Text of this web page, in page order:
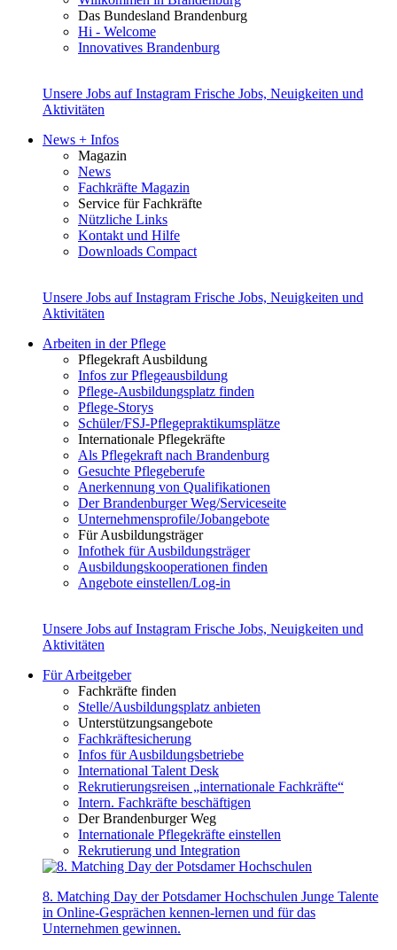
Das Bundesland Brandenburg
Hi - Welcome
Innovatives Brandenburg
Unsere Jobs auf Instagram Frische Jobs, Neuigkeiten und
Aktivitäten
News + Infos
Magazin
News
Fachkräfte Magazin
Service für Fachkräfte
Nützliche Links
Kontakt und Hilfe
Downloads Compact
Unsere Jobs auf Instagram Frische Jobs, Neuigkeiten und
Aktivitäten
Arbeiten in der Pflege
Pflegekraft Ausbildung
Infos zur Pflegeausbildung
Pflege-Ausbildungsplatz finden
Pflege-Storys
Schüler/FSJ-Pflegepraktikumsplätze
Internationale Pflegekräfte
Als Pflegekraft nach Brandenburg
Gesuchte Pflegeberufe
Anerkennung von Qualifikationen
Der Brandenburger Weg/Serviceseite
Unternehmensprofile/Jobangebote
Für Ausbildungsträger
Infothek für Ausbildungsträger
Ausbildungskooperationen finden
Angebote einstellen/Log-in
Unsere Jobs auf Instagram Frische Jobs, Neuigkeiten und
Aktivitäten
Für Arbeitgeber
Fachkräfte finden
Stelle/Ausbildungsplatz anbieten
Unterstützungsangebote
Fachkräftesicherung
Infos für Ausbildungsbetriebe
International Talent Desk
Rekrutierungsreisen „internationale Fachkräfte“
Intern. Fachkräfte beschäftigen
Der Brandenburger Weg
Internationale Pflegekräfte einstellen
Rekrutierung und Integration
8. Matching Day der Potsdamer Hochschulen Junge Talente
in Online-Gesprächen kennen-lernen und für das
Unternehmen gewinnen.